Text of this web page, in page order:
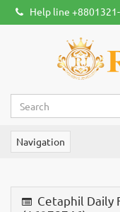
Help line
Navigation
Cetaphil Daily